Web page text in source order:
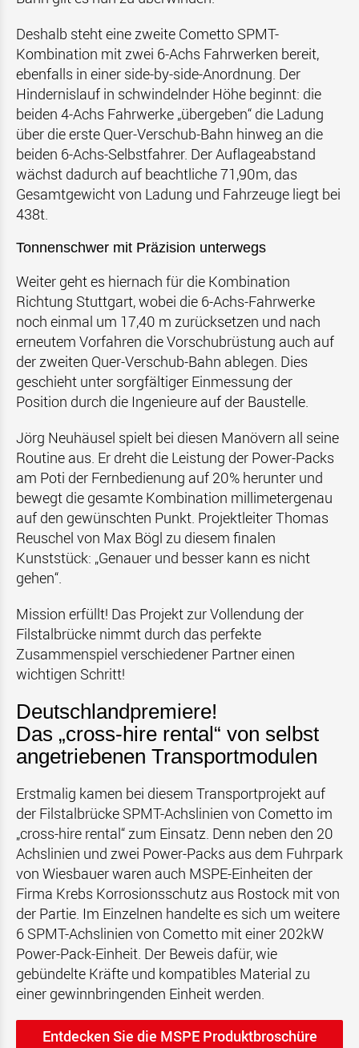
Deshalb steht eine zweite Cometto SPMT-
Kombination mit zwei 6-Achs Fahrwerken bereit,
ebenfalls in einer side-by-side-Anordnung. Der
Hindernislauf in schwindelnder Höhe beginnt: die
beiden 4-Achs Fahrwerke „übergeben“ die Ladung
über die erste Quer-Verschub-Bahn hinweg an die
beiden 6-Achs-Selbstfahrer. Der Auflageabstand
wächst dadurch auf beachtliche 71,90m, das
Gesamtgewicht von Ladung und Fahrzeuge liegt bei
438t.
Tonnenschwer mit Präzision unterwegs
Weiter geht es hiernach für die Kombination
Richtung Stuttgart, wobei die 6-Achs-Fahrwerke
noch einmal um 17,40 m zurücksetzen und nach
erneutem Vorfahren die Vorschubrüstung auch auf
der zweiten Quer-Verschub-Bahn ablegen. Dies
geschieht unter sorgfältiger Einmessung der
Position durch die Ingenieure auf der Baustelle.
Jörg Neuhäusel spielt bei diesen Manövern all seine
Routine aus. Er dreht die Leistung der Power-Packs
am Poti der Fernbedienung auf 20% herunter und
bewegt die gesamte Kombination millimetergenau
auf den gewünschten Punkt. Projektleiter Thomas
Reuschel von Max Bögl zu diesem finalen
Kunststück: „Genauer und besser kann es nicht
gehen“.
Mission erfüllt! Das Projekt zur Vollendung der
Filstalbrücke nimmt durch das perfekte
Zusammenspiel verschiedener Partner einen
wichtigen Schritt!
Deutschlandpremiere!
Das „cross-hire rental“ von selbst
angetriebenen Transportmodulen
Erstmalig kamen bei diesem Transportprojekt auf
der Filstalbrücke SPMT-Achslinien von Cometto im
„cross-hire rental“ zum Einsatz. Denn neben den 20
Achslinien und zwei Power-Packs aus dem Fuhrpark
von Wiesbauer waren auch MSPE-Einheiten der
Firma Krebs Korrosionsschutz aus Rostock mit von
der Partie. Im Einzelnen handelte es sich um weitere
6 SPMT-Achslinien von Cometto mit einer 202kW
Power-Pack-Einheit. Der Beweis dafür, wie
gebündelte Kräfte und kompatibles Material zu
einer gewinnbringenden Einheit werden.
Entdecken Sie die MSPE Produktbroschüre